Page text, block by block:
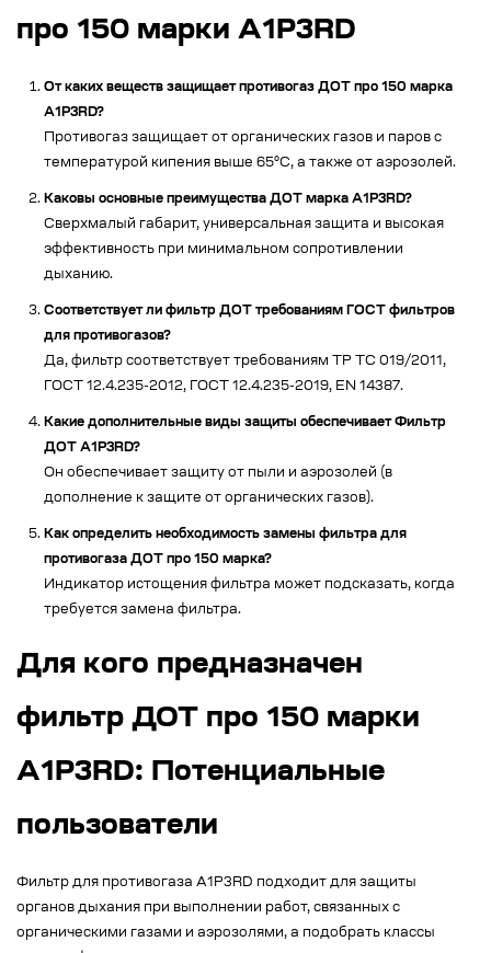
про 150 марки А1Р3RD
От каких веществ защищает противогаз ДОТ про 150 марка
А1Р3RD?
Противогаз защищает от органических газов и паров с
температурой кипения выше 65°C, а также от аэрозолей.
Каковы основные преимущества ДОТ марка А1Р3RD?
Сверхмалый габарит, универсальная защита и высокая
эффективность при минимальном сопротивлении
дыханию.
Соответствует ли фильтр ДОТ требованиям ГОСТ фильтров
для противогазов?
Да, фильтр соответствует требованиям ТР ТС 019/2011,
ГОСТ 12.4.235-2012, ГОСТ 12.4.235-2019, EN 14387.
Какие дополнительные виды защиты обеспечивает Фильтр
ДОТ А1Р3RD?
Он обеспечивает защиту от пыли и аэрозолей (в
дополнение к защите от органических газов).
Как определить необходимость замены фильтра для
противогаза ДОТ про 150 марка?
Индикатор истощения фильтра может подсказать, когда
требуется замена фильтра.
Для кого предназначен
фильтр ДОТ про 150 марки
А1Р3RD: Потенциальные
пользователи
Фильтр для противогаза А1Р3RD подходит для защиты
органов дыхания при выполнении работ, связанных с
органическими газами и аэрозолями, а подобрать классы